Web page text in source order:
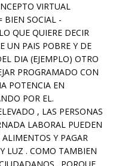
VIRTUAL
BIEN SOCIAL -
QUE QUIERE DECIR
UN PAIS POBRE Y DE
DIA (EJEMPLO) OTRO
PROGRAMADO CON
POTENCIA EN
POR EL.
, LAS PERSONAS
LABORAL PUEDEN
Y PAGAR
LUZ . COMO TAMBIEN